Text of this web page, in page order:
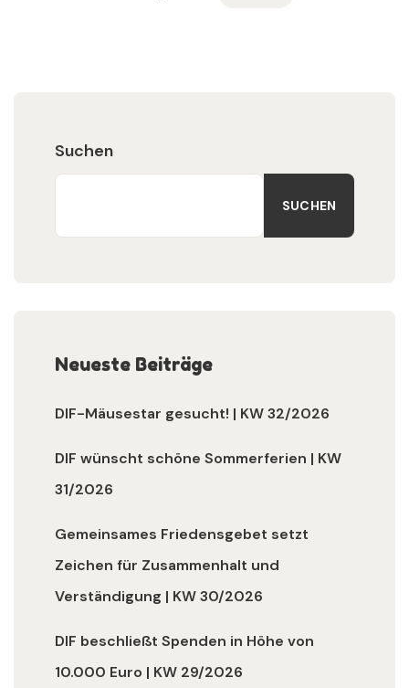
Suchen
SUCHEN
Neueste Beiträge
DIF-Mäusestar gesucht! | KW 32/2026
DIF wünscht schöne Sommerferien | KW
31/2026
Gemeinsames Friedensgebet setzt
Zeichen für Zusammenhalt und
Verständigung | KW 30/2026
DIF beschließt Spenden in Höhe von
10.000 Euro | KW 29/2026